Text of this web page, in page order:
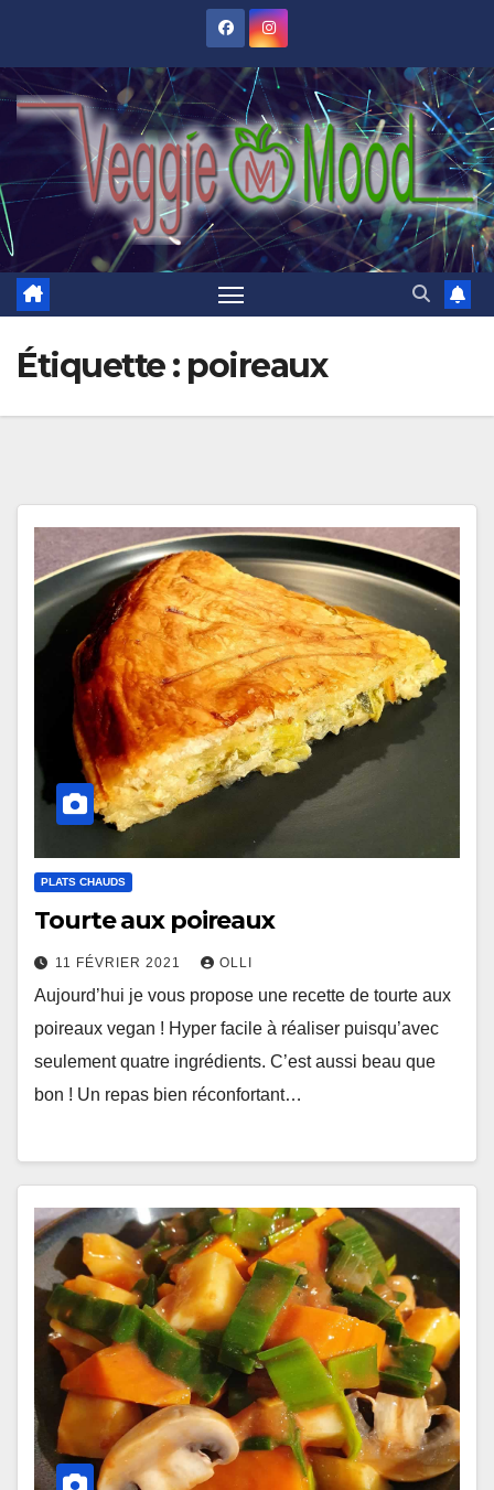
content
Étiquette : poireaux
PLATS CHAUDS
Tourte aux poireaux
11 FÉVRIER 2021 OLLI
Aujourd’hui je vous propose une recette de tourte aux
poireaux vegan ! Hyper facile à réaliser puisqu’avec
seulement quatre ingrédients. C’est aussi beau que
bon ! Un repas bien réconfortant…